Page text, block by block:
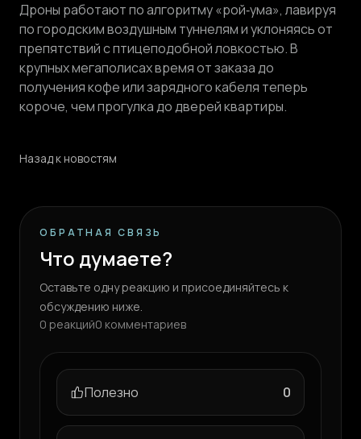
Дроны работают по алгоритму «рой‑ума», лавируя
по городским воздушным туннелям и уклоняясь от
препятствий с птицеподобной ловкостью. В
крупных мегаполисах время от заказа до
получения кофе или зарядного кабеля теперь
короче, чем прогулка до дверей квартиры.
Назад к новостям
ОБРАТНАЯ СВЯЗЬ
Что думаете?
Оставьте одну реакцию и присоединяйтесь к
обсуждению ниже.
0 реакций0 комментариев
Полезно 0